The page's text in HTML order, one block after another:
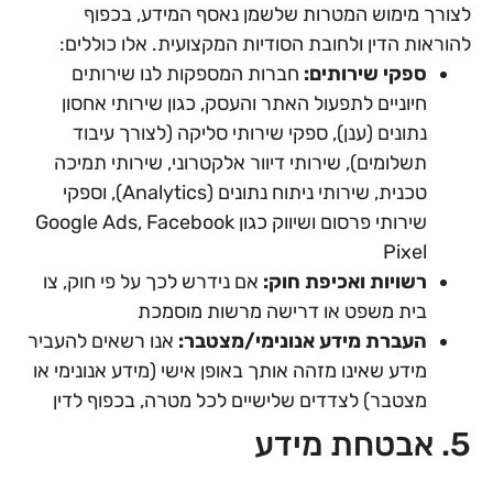
לצורך מימוש המטרות שלשמן נאסף המידע, בכפוף
להוראות הדין ולחובת הסודיות המקצועית. אלו כוללים:
ספקי שירותים: חברות המספקות לנו שירותים
חיוניים לתפעול האתר והעסק, כגון שירותי אחסון
נתונים (ענן), ספקי שירותי סליקה (לצורך עיבוד
תשלומים), שירותי דיוור אלקטרוני, שירותי תמיכה
טכנית, שירותי ניתוח נתונים (Analytics), וספקי
שירותי פרסום ושיווק כגון Google Ads, Facebook
Pixel
רשויות ואכיפת חוק: אם נידרש לכך על פי חוק, צו
בית משפט או דרישה מרשות מוסמכת
העברת מידע אנונימי/מצטבר: אנו רשאים להעביר
מידע שאינו מזהה אותך באופן אישי (מידע אנונימי או
מצטבר) לצדדים שלישיים לכל מטרה, בכפוף לדין
5. אבטחת מידע